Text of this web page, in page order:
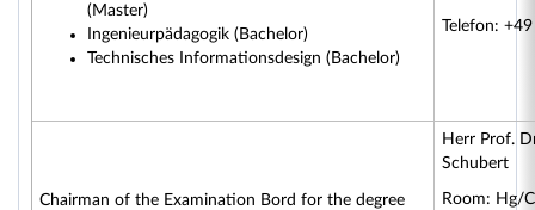
(Master)
Ingenieurpädagogik (Bachelor)
Technisches Informationsdesign (Bachelor)
Telefon:
Chairman of the Examination Bord for the degree
Herr Prof.
Schubert
Room: Hg/